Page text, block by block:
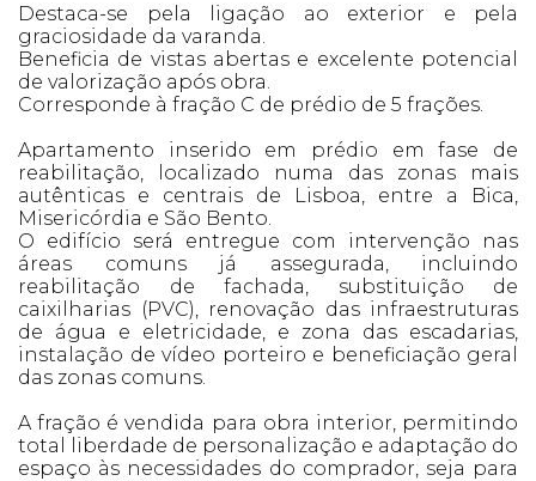
Destaca-se pela ligação ao exterior e pela
graciosidade da varanda.
Beneficia de vistas abertas e excelente potencial
de valorização após obra.
Corresponde à fração C de prédio de 5 frações.
Apartamento inserido em prédio em fase de
reabilitação, localizado numa das zonas mais
autênticas e centrais de Lisboa, entre a Bica,
Misericórdia e São Bento.
O edifício será entregue com intervenção nas
áreas comuns já assegurada, incluindo
reabilitação de fachada, substituição de
caixilharias (PVC), renovação das infraestruturas
de água e eletricidade, e zona das escadarias,
instalação de vídeo porteiro e beneficiação geral
das zonas comuns.
A fração é vendida para obra interior, permitindo
total liberdade de personalização e adaptação do
espaço às necessidades do comprador, seja para